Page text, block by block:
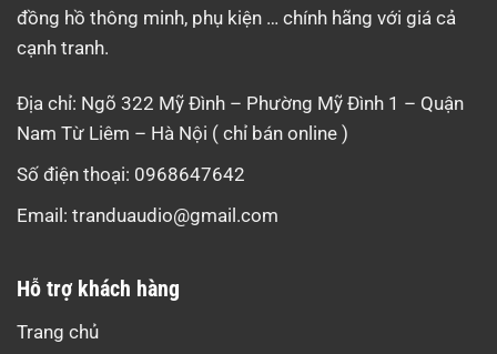
đồng hồ thông minh, phụ kiện … chính hãng với giá cả
cạnh tranh.
Địa chỉ: Ngõ 322 Mỹ Đình – Phường Mỹ Đình 1 – Quận
Nam Từ Liêm – Hà Nội ( chỉ bán online )
Số điện thoại: 0968647642
Email: tranduaudio@gmail.com
Hỗ trợ khách hàng
Trang chủ